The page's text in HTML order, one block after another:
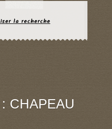
la recherche
CHAPEAU